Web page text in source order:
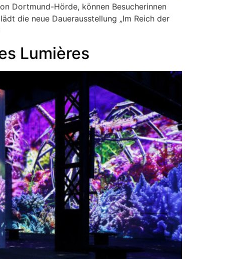
Dortmund-Hörde, können Besucherinnen
die neue Dauerausstellung „Im Reich der
Lumières